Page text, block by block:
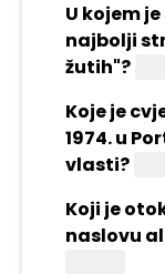
U kojem
najbolji
žutih"?
Koje je
1974. u
vlasti?
Koji je
naslovu